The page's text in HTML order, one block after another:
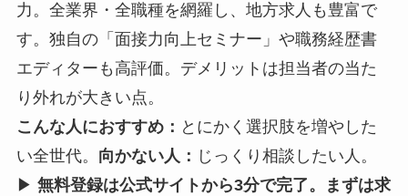
力。全業界・全職種を網羅し、地方求人も豊富で
す。独自の「面接力向上セミナー」や職務経歴書
エディターも高評価。デメリットは担当者の当た
り外れが大きい点。
こんな人におすすめ： とにかく選択肢を増やした
い全世代。 向かない人： じっくり相談したい人。
▶ 無料登録は公式サイトから3分で完了。まずは求